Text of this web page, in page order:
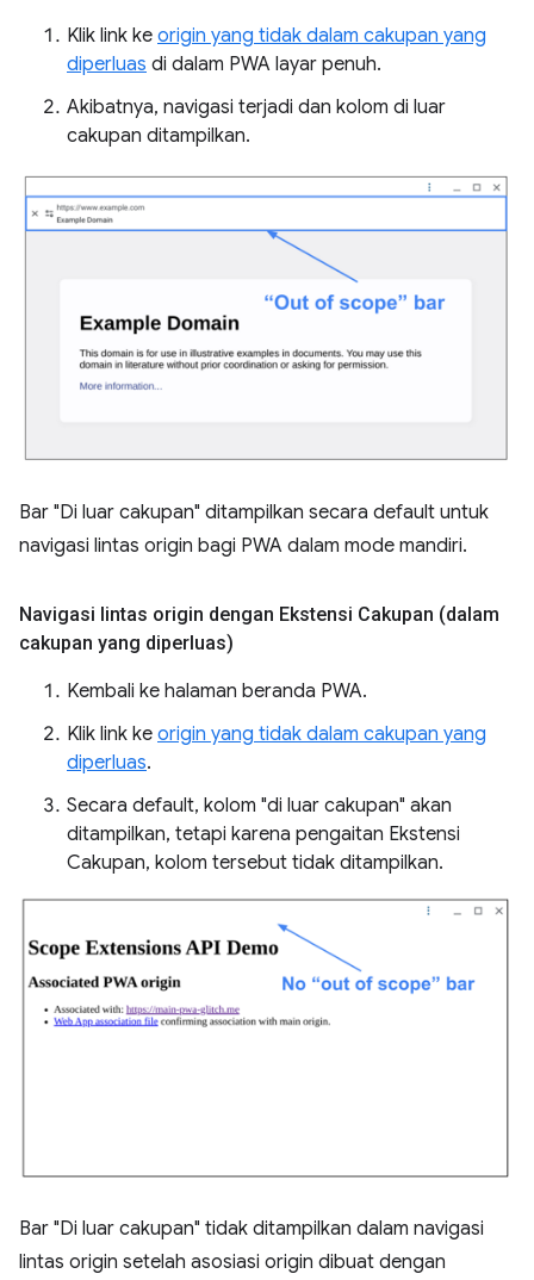
Klik link ke origin yang tidak dalam cakupan yang
diperluas di dalam PWA layar penuh.
Akibatnya, navigasi terjadi dan kolom di luar
cakupan ditampilkan.
Bar "Di luar cakupan" ditampilkan secara default untuk
navigasi lintas origin bagi PWA dalam mode mandiri.
Navigasi lintas origin dengan Ekstensi Cakupan (dalam
cakupan yang diperluas)
Kembali ke halaman beranda PWA.
Klik link ke origin yang tidak dalam cakupan yang
diperluas.
Secara default, kolom "di luar cakupan" akan
ditampilkan, tetapi karena pengaitan Ekstensi
Cakupan, kolom tersebut tidak ditampilkan.
Bar "Di luar cakupan" tidak ditampilkan dalam navigasi
lintas origin setelah asosiasi origin dibuat dengan